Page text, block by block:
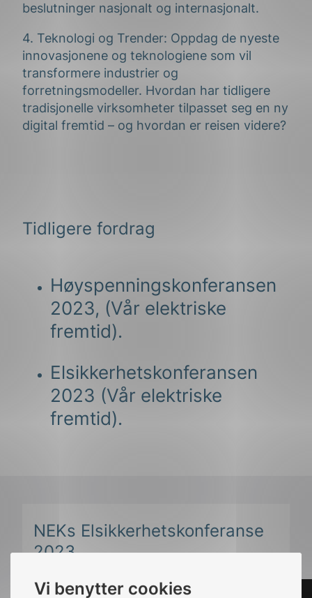
Vi benytter cookies
beslutninger nasjonalt og internasjonalt.
4. Teknologi og Trender: Oppdag de nyeste
innovasjonene og teknologiene som vil
transformere industrier og
forretningsmodeller. Hvordan har tidligere
tradisjonelle virksomheter tilpasset seg en ny
digital fremtid – og hvordan er reisen videre?
Tidligere fordrag
Høyspenningskonferansen
2023, (Vår elektriske
fremtid).
Elsikkerhetskonferansen
2023 (Vår elektriske
fremtid).
NEKs Elsikkerhetskonferanse
2023